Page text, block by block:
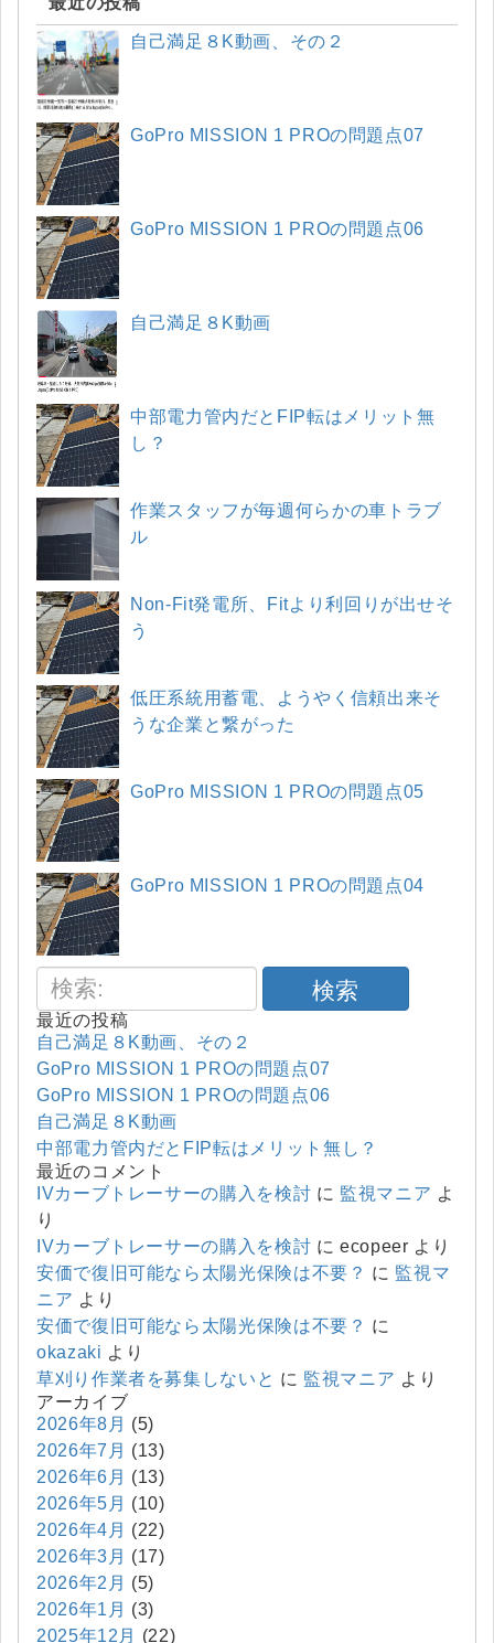
自己満足８K動画、その２
GoPro MISSION 1 PROの問題点07
GoPro MISSION 1 PROの問題点06
自己満足８K動画
中部電力管内だとFIP転はメリット無
し？
作業スタッフが毎週何らかの車トラブ
ル
Non-Fit発電所、Fitより利回りが出せそ
う
低圧系統用蓄電、ようやく信頼出来そ
うな企業と繋がった
GoPro MISSION 1 PROの問題点05
GoPro MISSION 1 PROの問題点04
検索
最近の投稿
自己満足８K動画、その２
GoPro MISSION 1 PROの問題点07
GoPro MISSION 1 PROの問題点06
自己満足８K動画
中部電力管内だとFIP転はメリット無し？
最近のコメント
IVカーブトレーサーの購入を検討 に 監視マニア よ
り
IVカーブトレーサーの購入を検討 にecopeer より
安価で復旧可能なら太陽光保険は不要？ に 監視マ
ニア より
安価で復旧可能なら太陽光保険は不要？ に
okazaki より
草刈り作業者を募集しないと に 監視マニア より
アーカイブ
2026年8月 (5)
2026年7月 (13)
2026年6月 (13)
2026年5月 (10)
2026年4月 (22)
2026年3月 (17)
2026年2月 (5)
2026年1月 (3)
2025年12月
(22)